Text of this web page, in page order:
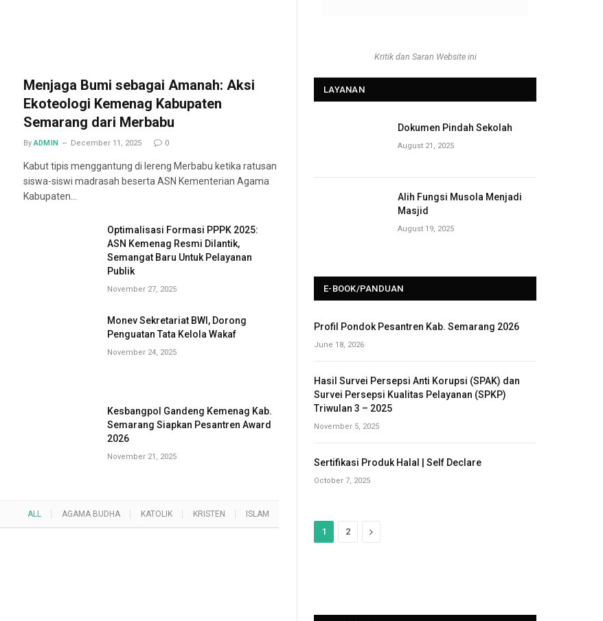
Menjaga Bumi sebagai Amanah: Aksi
Ekoteologi Kemenag Kabupaten
Semarang dari Merbabu
By ADMIN December 11, 2025 0
Kabut tipis menggantung di lereng Merbabu ketika ratusan
siswa-siswi madrasah beserta ASN Kementerian Agama
Kabupaten…
Optimalisasi Formasi PPPK 2025:
ASN Kemenag Resmi Dilantik,
Semangat Baru Untuk Pelayanan
Publik
November 27, 2025
Monev Sekretariat BWI, Dorong
Penguatan Tata Kelola Wakaf
November 24, 2025
Kesbangpol Gandeng Kemenag Kab.
Semarang Siapkan Pesantren Award
2026
November 21, 2025
ALL AGAMA BUDHA KATOLIK KRISTEN ISLAM
Kritik dan Saran Website ini
LAYANAN
Dokumen Pindah Sekolah
August 21, 2025
Alih Fungsi Musola Menjadi
Masjid
August 19, 2025
E-BOOK/PANDUAN
Profil Pondok Pesantren Kab. Semarang 2026
June 18, 2026
Hasil Survei Persepsi Anti Korupsi (SPAK) dan
Survei Persepsi Kualitas Pelayanan (SPKP)
Triwulan 3 – 2025
November 5, 2025
Sertifikasi Produk Halal | Self Declare
October 7, 2025
1 2
N